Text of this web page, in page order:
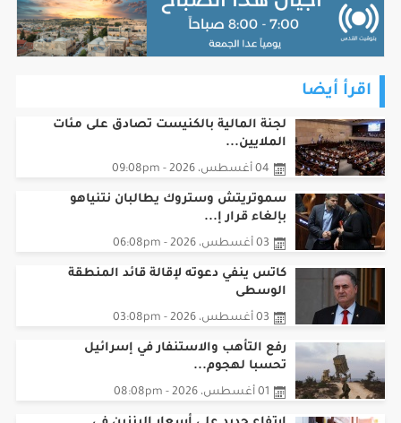
الملايين...
04 أغسطس، 2026 - 09:08pm
سموتريتش وستروك يطالبان نتنياهو
بإلغاء قرار إ...
03 أغسطس، 2026 - 06:08pm
كاتس ينفي دعوته لإقالة قائد المنطقة
الوسطى
03 أغسطس، 2026 - 03:08pm
رفع التأهب والاستنفار في إسرائيل
تحسبا لهجوم...
01 أغسطس، 2026 - 08:08pm
ارتفاع جديد على أسعار البنزين في
إسرائيل